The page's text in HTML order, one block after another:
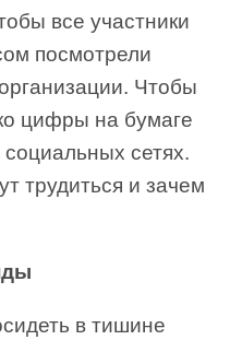
все участники
посмотрели
Чтобы
цифры на бумаге
сетях.
трудиться и зачем
в тишине